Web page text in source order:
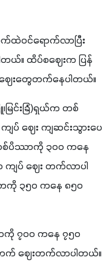
ဝင်ရောက်လာပြီး
ယ်။ ထိပ်စဈေးက ပြန်
းတွေတက်နေပါတယ်။
ြင်းခြံ)ရှယ်က တစ်
ျပ် ဈေး ကျဆင်းသွားပေ
ပိဿာကို ၃၀၀ ကနေ
ကျပ် ဈေး တက်လာပါ
၃၅၀ ကနေ ၈၅၀
၇၀၀ ကနေ ၇၅၀
ာက် ဈေးတက်လာပါတယ်။